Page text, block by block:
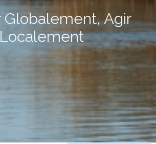
Globalement, Agir
Localement